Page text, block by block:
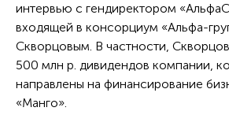
интервью с гендиректором
входящей в консорциум «Альфа-
Скворцовым. В частности,
500 млн р. дивидендов компании,
направлены на финансирование
«Манго».